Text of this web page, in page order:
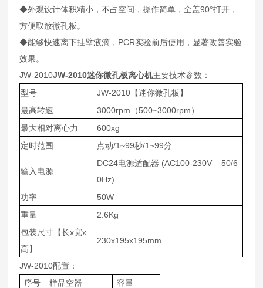
◆外观设计体积精小，不占空间，操作简单，全盖90°打开，
方便取放微孔板。
◆能够快速离下挂壁液滴，PCR实验前后使用，显著改善实验
效果。
JW-2010JW-2010迷你微孔板离心机主要技术参数：
型号
JW-2010【迷你微孔板】
最高转速
3000rpm（500~3000rpm）
最大相对离心力
600xg
定时范围
点动/1~99秒/1~99分
输入电源
DC24电源适配器 (AC100-230V 50/6
0Hz)
功率
50W
重量
2.6Kg
包装尺寸【长x宽x
高】
230x195x195mm
JW-2010配置：
序号
样品空器
容量